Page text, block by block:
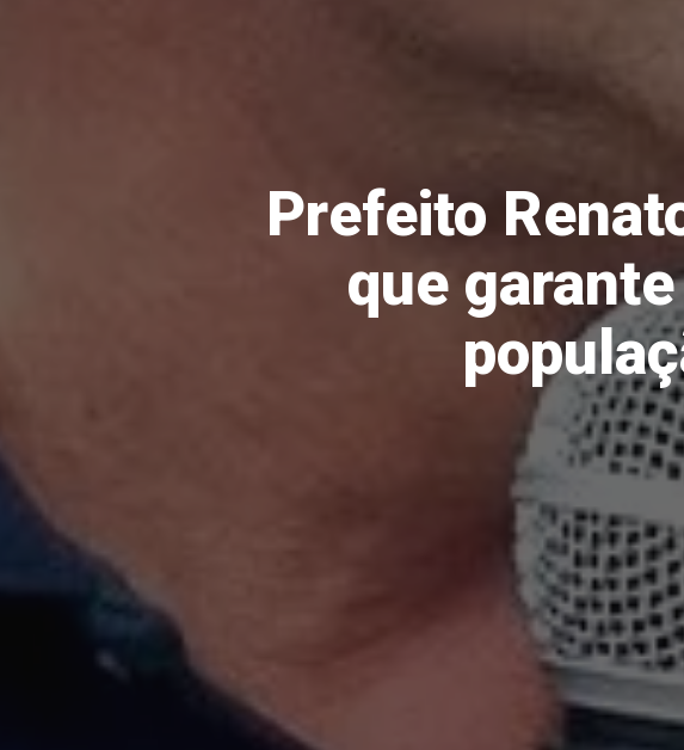
Prefeito
que